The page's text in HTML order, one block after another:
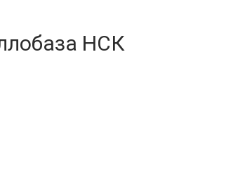
9:00-18:00 пн-птНСК